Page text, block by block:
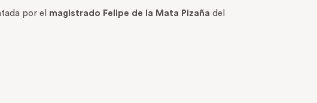
por el magistrado Felipe de la Mata Pizaña del